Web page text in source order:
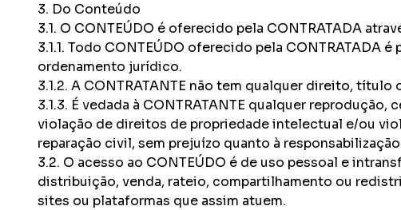
3. Do Conteúdo
3.1. O CONTEÚDO é oferecido pela CONTRATADA
3.1.1. Todo CONTEÚDO oferecido pela
ordenamento jurídico.
3.1.2. A CONTRATANTE não tem qualquer direito, título
3.1.3. É vedada à CONTRATANTE qualquer
violação de direitos de propriedade intelectual e/ou
reparação civil, sem prejuízo quanto à
3.2. O acesso ao CONTEÚDO é de uso pessoal e
distribuição, venda, rateio, compartilhamento ou
sites ou plataformas que assim atuem.